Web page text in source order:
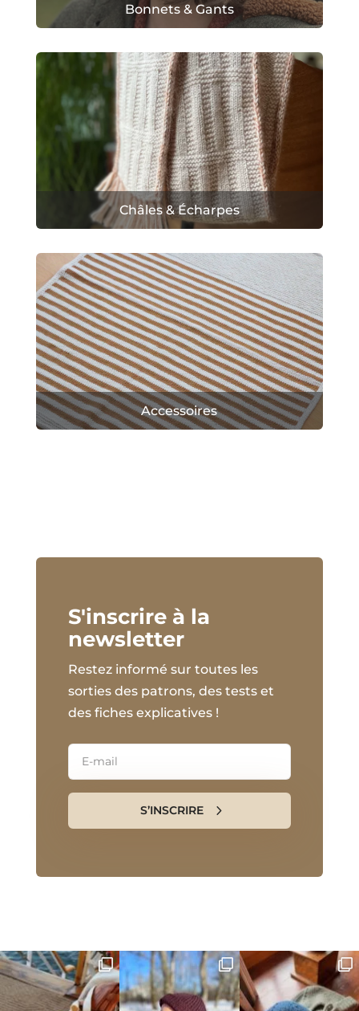
Bonnets & Gants
Châles & Écharpes
Accessoires
S'inscrire à la
newsletter
Restez informé sur toutes les
sorties des patrons, des tests et
des fiches explicatives !
S’INSCRIRE